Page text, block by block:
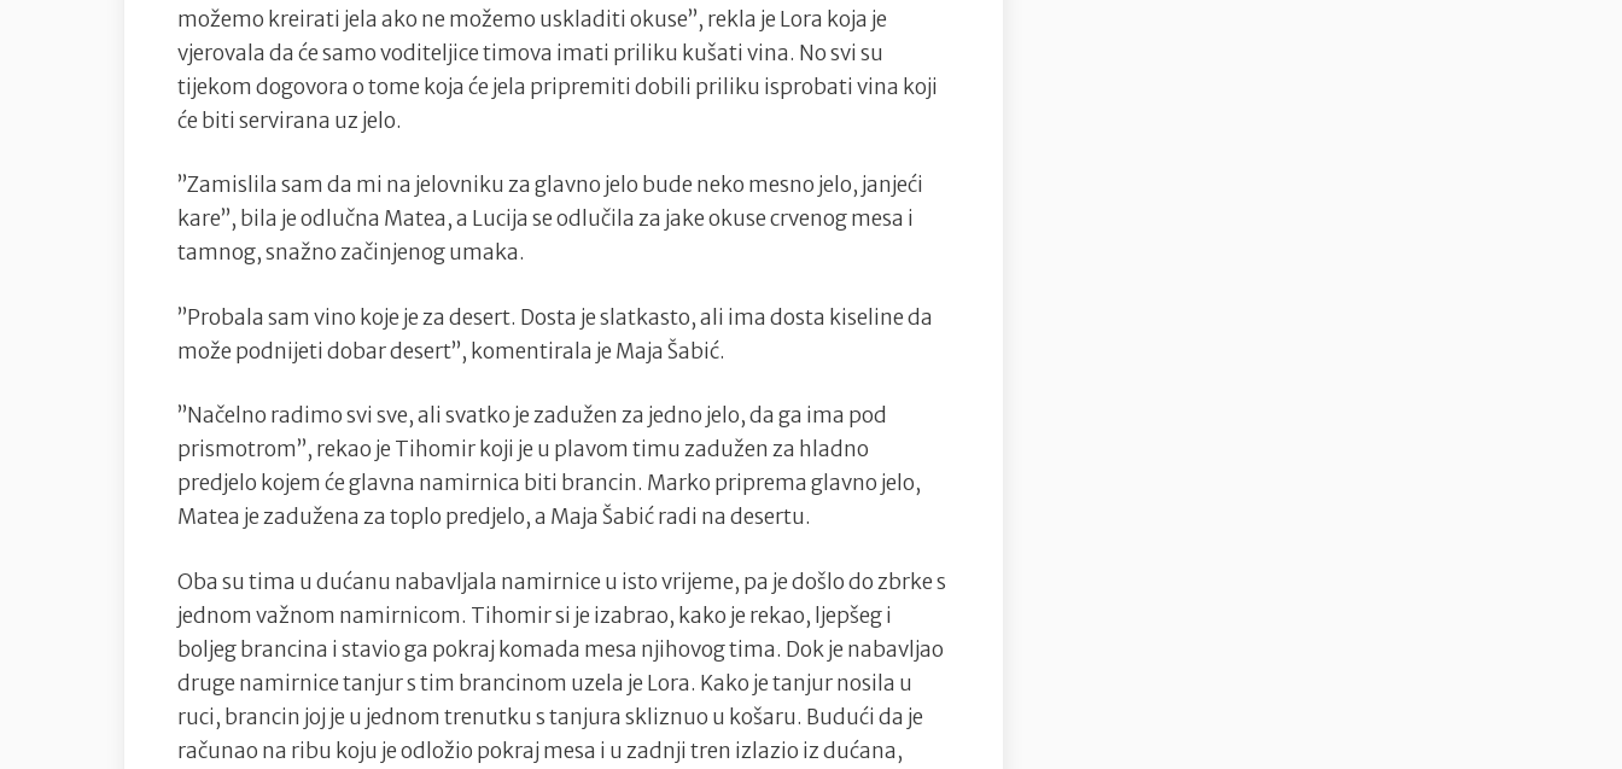
možemo kreirati jela ako ne možemo uskladiti okuse”, rekla je Lora koja je
vjerovala da će samo voditeljice timova imati priliku kušati vina. No svi su
tijekom dogovora o tome koja će jela pripremiti dobili priliku isprobati vina koji
će biti servirana uz jelo.
”Zamislila sam da mi na jelovniku za glavno jelo bude neko mesno jelo, janjeći
kare”, bila je odlučna Matea, a Lucija se odlučila za jake okuse crvenog mesa i
tamnog, snažno začinjenog umaka.
”Probala sam vino koje je za desert. Dosta je slatkasto, ali ima dosta kiseline da
može podnijeti dobar desert”, komentirala je Maja Šabić.
”Načelno radimo svi sve, ali svatko je zadužen za jedno jelo, da ga ima pod
prismotrom”, rekao je Tihomir koji je u plavom timu zadužen za hladno
predjelo kojem će glavna namirnica biti brancin. Marko priprema glavno jelo,
Matea je zadužena za toplo predjelo, a Maja Šabić radi na desertu.
Oba su tima u dućanu nabavljala namirnice u isto vrijeme, pa je došlo do zbrke s
jednom važnom namirnicom. Tihomir si je izabrao, kako je rekao, ljepšeg i
boljeg brancina i stavio ga pokraj komada mesa njihovog tima. Dok je nabavljao
druge namirnice tanjur s tim brancinom uzela je Lora. Kako je tanjur nosila u
ruci, brancin joj je u jednom trenutku s tanjura skliznuo u košaru. Budući da je
računao na ribu koju je odložio pokraj mesa i u zadnji tren izlazio iz dućana,